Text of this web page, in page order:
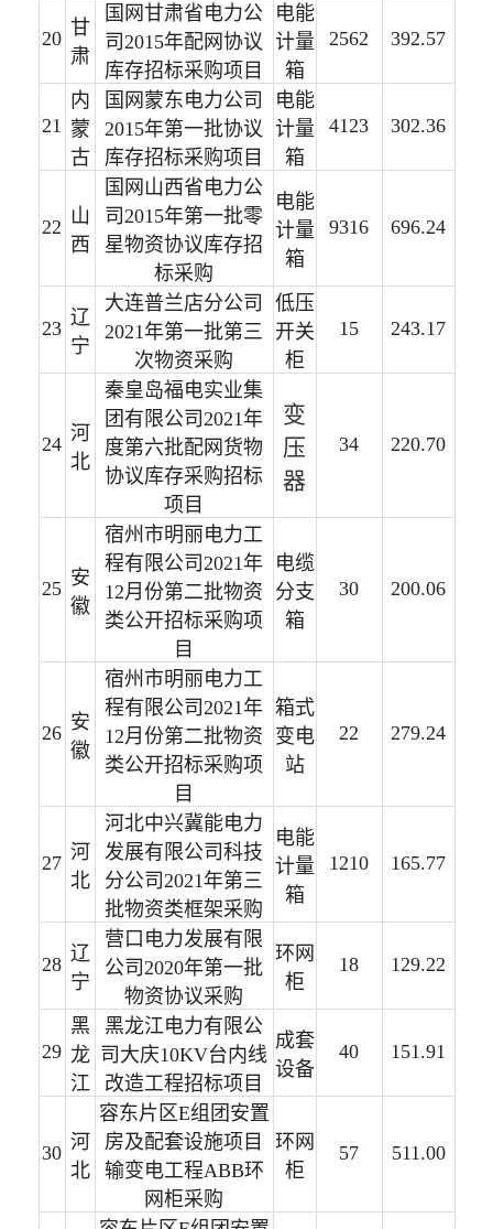
20 甘
肃
国网甘肃省电力公
司2015年配网协议
库存招标采购项目
电能
计量
箱
2562 392.57
21
内
蒙
古
国网蒙东电力公司
2015年第一批协议
库存招标采购项目
电能
计量
箱
4123 302.36
22 山
西
国网山西省电力公
司2015年第一批零
星物资协议库存招
标采购
电能
计量
箱
9316 696.24
23 辽
宁
大连普兰店分公司
2021年第一批第三
次物资采购
低压
开关
柜
15 243.17
24 河
北
秦皇岛福电实业集
团有限公司2021年
度第六批配网货物
协议库存采购招标
项目
变
压
器
34 220.70
25 安
徽
宿州市明丽电力工
程有限公司2021年
12月份第二批物资
类公开招标采购项
目
电缆
分支
箱
30 200.06
26 安
徽
宿州市明丽电力工
程有限公司2021年
12月份第二批物资
类公开招标采购项
目
箱式
变电
站
22 279.24
27 河
北
河北中兴冀能电力
发展有限公司科技
分公司2021年第三
批物资类框架采购
电能
计量
箱
1210 165.77
28 辽
宁
营口电力发展有限
公司2020年第一批
物资协议采购
环网
柜
18 129.22
29
黑
龙
江
黑龙江电力有限公
司大庆10KV台内线
改造工程招标项目
成套
设备
40 151.91
30 河
北
容东片区E组团安置
房及配套设施项目
输变电工程ABB环
网柜采购
环网
柜
57 511.00